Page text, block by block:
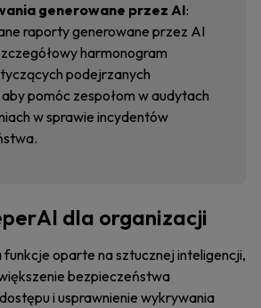
generowane przez AI:
raporty generowane przez AI
harmonogram
podejrzanych
pomóc zespołom w audytach
w sprawie incydentów
dla organizacji
oparte na sztucznej inteligencji,
bezpieczeństwa
i usprawnienie wykrywania